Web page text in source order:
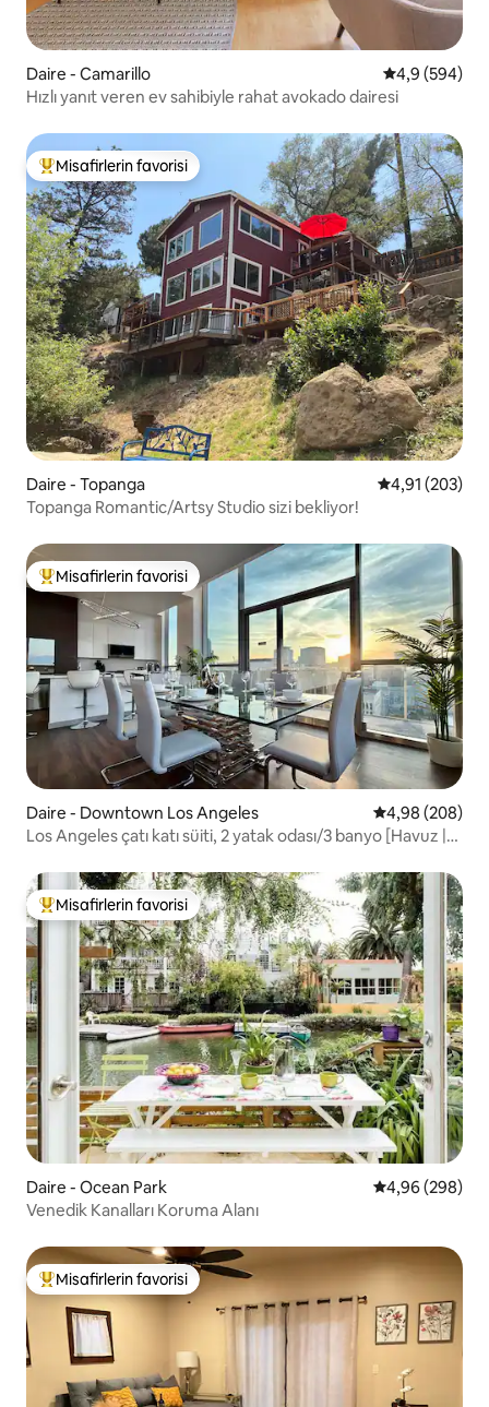
Daire - Camarillo 5 üzerinden
4,9 (594)
Hızlı yanıt veren ev sahibiyle rahat avokado dairesi
Misafirlerin favorilerinden en beğenilenler arasında
Misafirlerin favorisi
Daire - Topanga 5 üzerinden
4,91 (203)
Topanga Romantic/Artsy Studio sizi bekliyor!
Misafirlerin favorilerinden en beğenilenler arasında
Misafirlerin favorisi
Daire - Downtown Los Angeles 5 üzerinden
4,98 (208)
Los Angeles çatı katı süiti, 2 yatak odası/3 banyo [Havuz |
Misafirlerin favorilerinden en beğenilenler arasında
Misafirlerin favorisi
Daire - Ocean Park 5 üzerinden
4,96 (298)
Venedik Kanalları Koruma Alanı
Misafirlerin favorilerinden en beğenilenler arasında
Misafirlerin favorisi